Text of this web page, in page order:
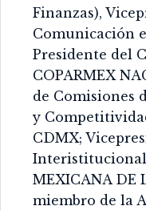
Finanzas),
Comunicación
Presidente del
COPARMEX
de Comisiones
y
CDMX;
MEXICANA DE
miembro de la